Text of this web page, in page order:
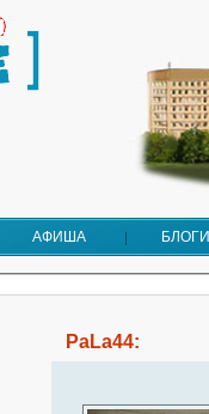
АФИША БЛОГИ
PaLa44: